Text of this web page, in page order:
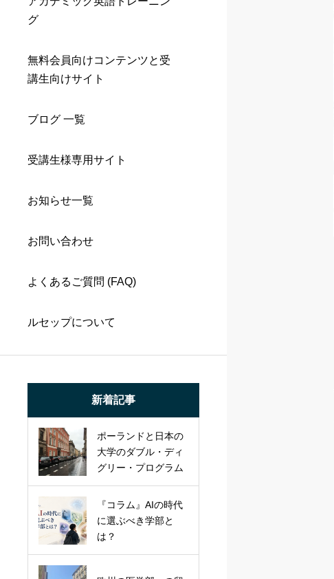
グ
無料会員向けコンテンツと受
講生向けサイト
ブログ 一覧
受講生様専用サイト
お知らせ一覧
お問い合わせ
よくあるご質問 (FAQ)
ルセップについて
新着記事
ポーランドと日本の
大学のダブル・ディ
グリー・プログラム
『コラム』AIの時代
に選ぶべき学部と
は？